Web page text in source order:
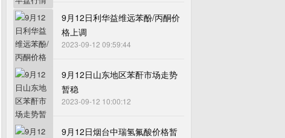
9月12日利华益维远苯酚/丙酮价
格上调
2023-09-12 09:59:44
9月12日山东地区苯酐市场走势
暂稳
2023-09-12 10:00:12
9月12日烟台中瑞氢氟酸价格暂